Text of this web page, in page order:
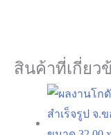
สินค้าที่เกี่ยว